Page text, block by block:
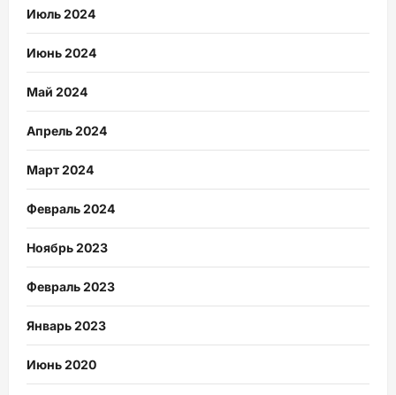
Июль 2024
Июнь 2024
Май 2024
Апрель 2024
Март 2024
Февраль 2024
Ноябрь 2023
Февраль 2023
Январь 2023
Июнь 2020